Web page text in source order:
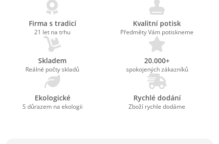
Firma s tradicí
21 let na trhu
Kvalitní potisk
Předměty Vám potiskneme
Skladem
Reálné počty skladů
20.000+
spokojených zákazníků
Ekologické
S důrazem na ekologii
Rychlé dodání
Zboží rychle dodáme